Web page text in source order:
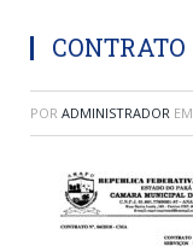
CONTRATO
POR ADMINISTRADOR EM